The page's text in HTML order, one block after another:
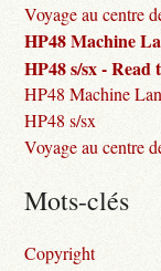
Voyage au centre
HP48 Machine
HP48 s/sx - Read
HP48 Machine
HP48 s/sx
Voyage au centre
Mots-clés
Copyright